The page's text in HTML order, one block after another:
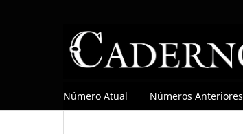
Número Atual Números Anteriores